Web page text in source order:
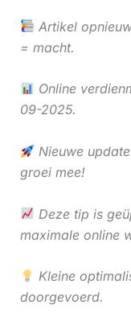
Artikel
= macht.
Online
09-2025.
Nieuwe
groei mee!
Deze tip is
maximale online
Kleine
doorgevoerd.